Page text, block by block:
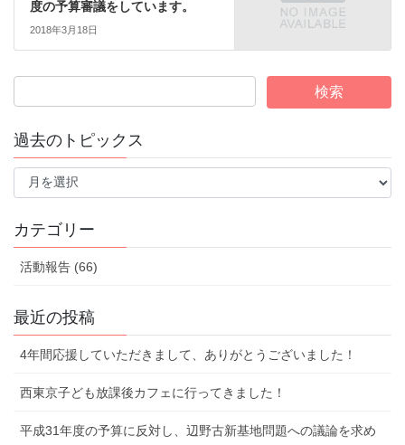
度の予算審議をしています。
2018年3月18日
過去のトピックス
過
ト
ッ
カテゴリー
活動報告 (66)
最近の投稿
4年間応援していただきまして、ありがとうございました！
西東京子ども放課後カフェに行ってきました！
平成31年度の予算に反対し、辺野古新基地問題への議論を求め